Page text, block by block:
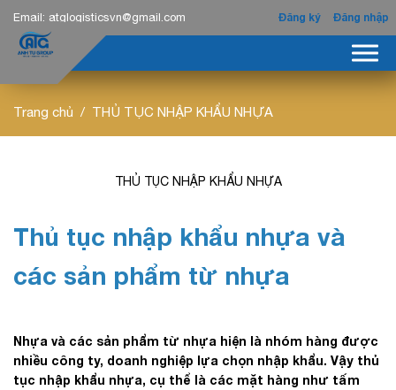
Email: atglogisticsvn@gmail.com Đăng ký Đăng nhập
Trang chủ THỦ TỤC NHẬP KHẨU NHỰA
THỦ TỤC NHẬP KHẨU NHỰA
Thủ tục nhập khẩu nhựa và
các sản phẩm từ nhựa
Nhựa và các sản phẩm từ nhựa hiện là nhóm hàng được
nhiều công ty, doanh nghiệp lựa chọn nhập khẩu. Vậy thủ
tục nhập khẩu nhựa, cụ thể là các mặt hàng như tấm